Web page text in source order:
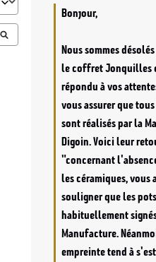
Bonjour,
Nous sommes
le coffret Jonquilles
répondu à vos
vous assurer que
sont réalisés par la
Digoin. Voici leur
"concernant
les céramiques, vous
souligner que les
habituellement
Manufacture.
empreinte tend à